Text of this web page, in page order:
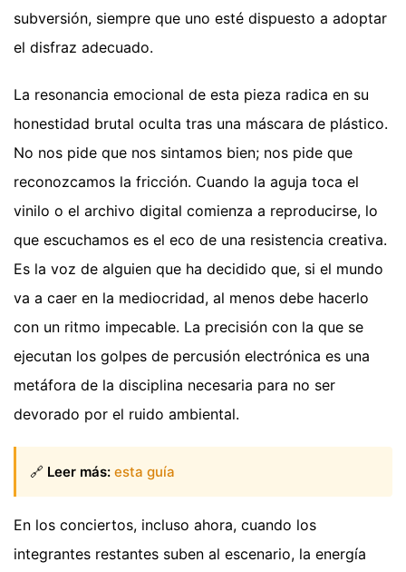
subversión, siempre que uno esté dispuesto a adoptar
el disfraz adecuado.
La resonancia emocional de esta pieza radica en su
honestidad brutal oculta tras una máscara de plástico.
No nos pide que nos sintamos bien; nos pide que
reconozcamos la fricción. Cuando la aguja toca el
vinilo o el archivo digital comienza a reproducirse, lo
que escuchamos es el eco de una resistencia creativa.
Es la voz de alguien que ha decidido que, si el mundo
va a caer en la mediocridad, al menos debe hacerlo
con un ritmo impecable. La precisión con la que se
ejecutan los golpes de percusión electrónica es una
metáfora de la disciplina necesaria para no ser
devorado por el ruido ambiental.
🔗 Leer más: esta guía
En los conciertos, incluso ahora, cuando los
integrantes restantes suben al escenario, la energía